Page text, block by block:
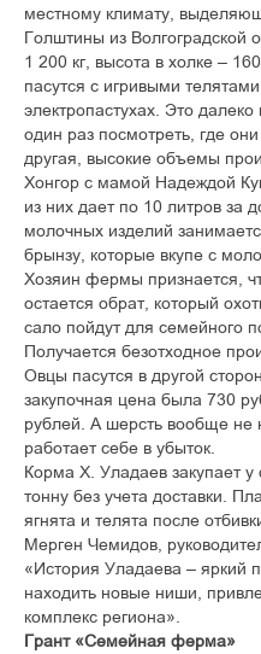
местному климату,
Голштины из Волгоградской
1 200 кг, высота в холке –
пасутся с игривыми
электропастухах. Это
один раз посмотреть, где
другая, высокие объемы
Хонгор с мамой Надеждой
из них дает по 10 литров за
молочных изделий
брынзу, которые вкупе с
Хозяин фермы признается,
остается обрат, который
сало пойдут для семейного
Получается безотходное
Овцы пасутся в другой
закупочная цена была 730
рублей. А шерсть вообще не
работает себе в убыток.
Корма Х. Уладаев закупает
тонну без учета доставки.
ягнята и телята после
Мерген Чемидов,
«История Уладаева – яркий
находить новые ниши,
комплекс региона».
Грант «Семейная ферма»